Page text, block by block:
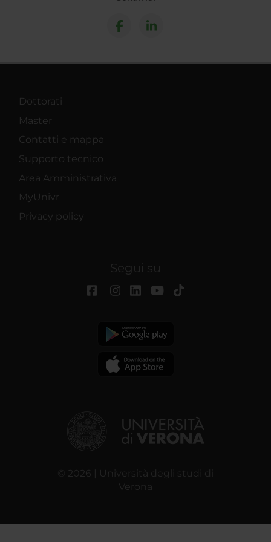
Dottorati
Master
Contatti e mappa
Supporto tecnico
Area Amministrativa
MyUnivr
Privacy policy
Segui su
© 2026 | Università degli studi di
Verona